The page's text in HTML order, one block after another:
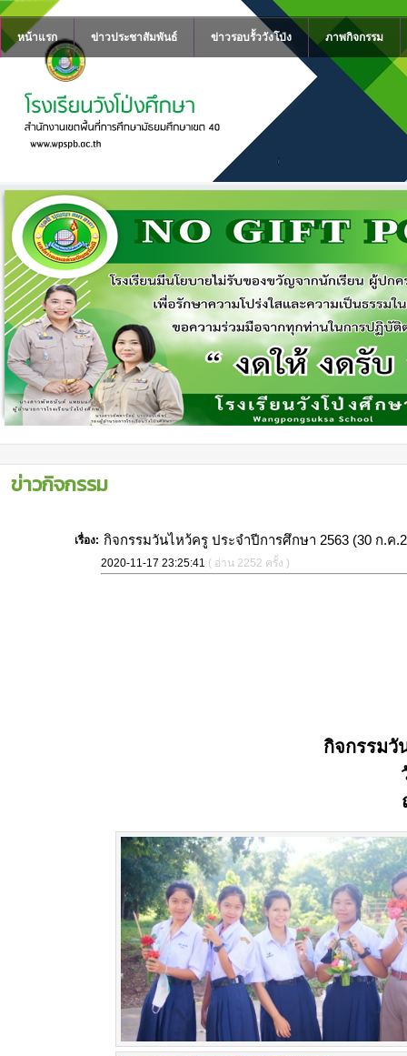
หน้าแรก ข่าวประชาสัมพันธ์ ข่าวรอบรั้ววังโป่ง ภาพกิจกรรม
NO GIFT POLICY
โรงเรียนวังโป่งศึกษา มีนโยบายขอคว
เนื่องในเทศกาลและโอกาสอื่นใด
อ่านต่อ
ข่าวกิจกรรม
เรื่อง: กิจกรรมวันไหว้ครู ประจำปีการศึกษา 2563 (30 ก.ค
2020-11-17 23:25:41 ( อ่าน 2252 ครั้ง )
กิจกรรมวั